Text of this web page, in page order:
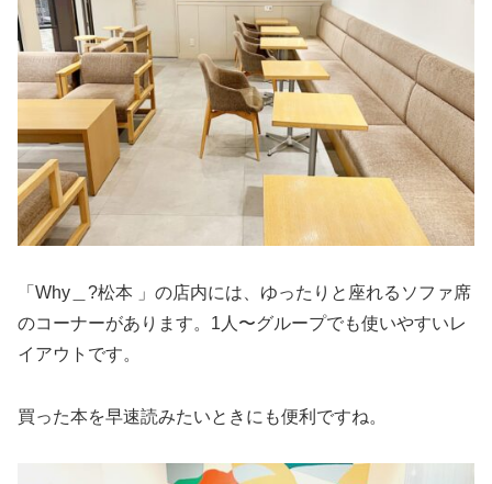
「Why＿?松本 」の店内には、ゆったりと座れるソファ席
のコーナーがあります。1人〜グループでも使いやすいレ
イアウトです。
買った本を早速読みたいときにも便利ですね。